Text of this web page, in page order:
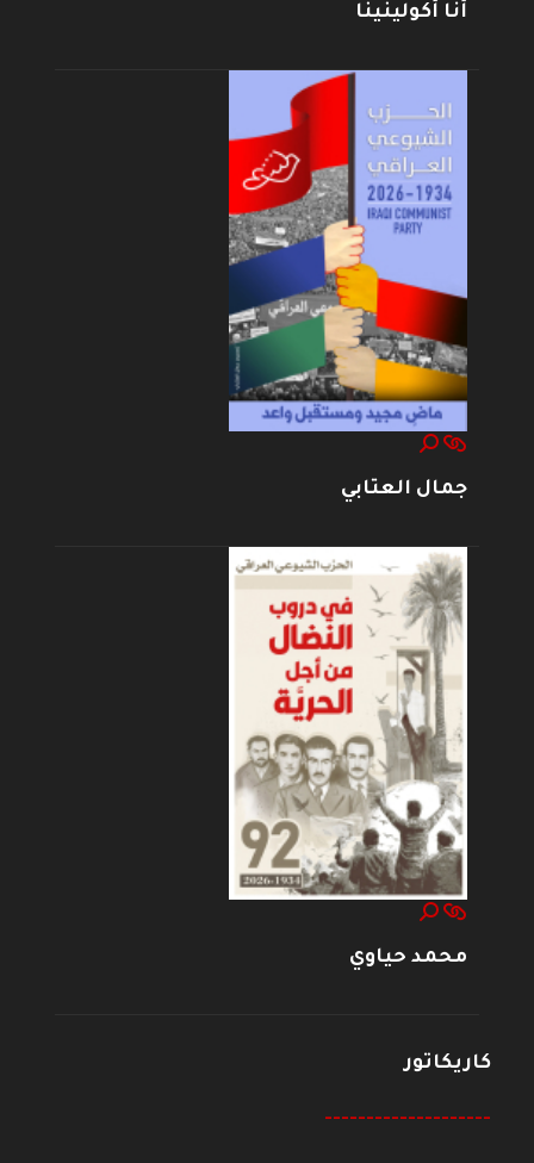
أنا أكولينينا
جمال العتابي
محمد حياوي
كاريكاتور
--------------------